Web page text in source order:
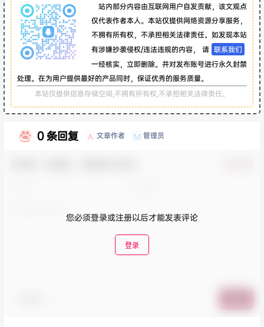
站内部分内容由互联网用户自发贡献，该文观点
仅代表作者本人。本站仅提供网络资源分享服务，
不拥有所有权，不承担相关法律责任。如发现本站
有涉嫌抄袭侵权/违法违规的内容， 请 联系我们
一经核实，立即删除。并对发布账号进行永久封禁
处理。在为用户提供最好的产品同时，保证优秀的服务质量。
本站仅提供信息存储空间,不拥有所有权,不承担相关法律责任。
0 条回复 A 文章作者 M 管理员
您必须登录或注册以后才能发表评论
登录